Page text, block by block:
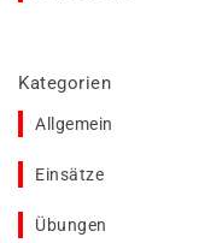
Kategorien
Allgemein
Einsätze
Übungen